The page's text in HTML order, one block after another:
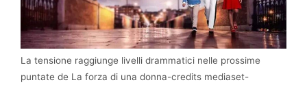
La tensione raggiunge livelli drammatici nelle prossime
puntate de La forza di una donna-credits mediaset-